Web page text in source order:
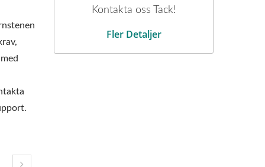
Kontakta oss Tack!
Fler Detaljer